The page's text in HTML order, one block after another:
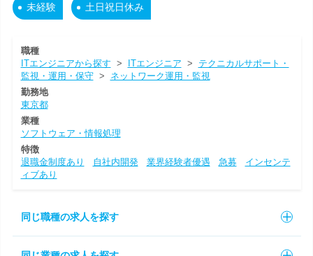
未経験 土日祝日休み
職種
ITエンジニアから探す > ITエンジニア > テクニカルサポート・
監視・運用・保守> ネットワーク運用・監視
勤務地
東京都
業種
ソフトウェア・情報処理
特徴
退職金制度あり
自社内開発 業界経験者優遇 急募
インセンテ
ィブあり
同じ職種の求人を探す